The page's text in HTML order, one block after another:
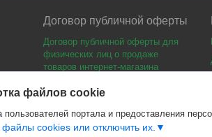
Договор публичной оферты
Договор публичной оферты для
физических лиц о продаже
товаров интернет-магазина
файлов cookie
портала и предоставления
cookies или отключить их.